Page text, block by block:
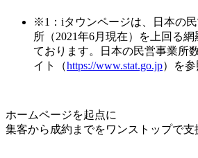
※1：iタウンページは、日本の
所（2021年6月現在）を上回る
ております。日本の民営事業所
イト（https://www.stat.go.jp）を参
ホームページを起点に
集客から成約までをワンストップで支